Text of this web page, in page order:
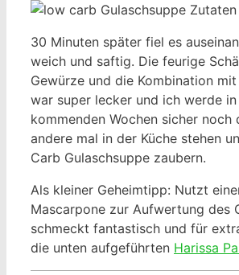
30 Minuten später fiel es
weich und saftig. Die feurige
Gewürze und die Kombination
war super lecker und ich werde
kommenden Wochen sicher noch
andere mal in der Küche stehen
Carb Gulaschsuppe zaubern.
Als kleiner Geheimtipp: Nutzt
Mascarpone zur Aufwertung des
schmeckt fantastisch und für
die unten aufgeführten Harissa